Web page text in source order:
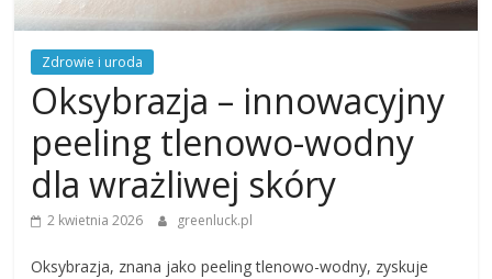
Zdrowie i uroda
Oksybrazja – innowacyjny
peeling tlenowo-wodny
dla wrażliwej skóry
2 kwietnia 2026 greenluck.pl
Oksybrazja, znana jako peeling tlenowo-wodny, zyskuje